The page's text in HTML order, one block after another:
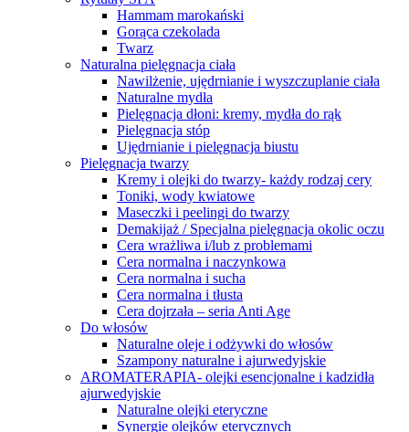
Hammam marokański
Gorąca czekolada
Twarz
Naturalna pielęgnacja ciała
Nawilżenie, ujędrnianie i wyszczuplanie ciała
Naturalne mydła
Pielęgnacja dłoni: kremy, mydła do rąk
Pielęgnacja stóp
Ujędrnianie i pielęgnacja biustu
Pielęgnacja twarzy
Kremy i olejki do twarzy- każdy rodzaj cery
Toniki, wody kwiatowe
Maseczki i peelingi do twarzy
Demakijaż / Specjalna pielęgnacja okolic oczu
Cera wrażliwa i/lub z problemami
Cera normalna i naczynkowa
Cera normalna i sucha
Cera normalna i tłusta
Cera dojrzała – seria Anti Age
Do włosów
Naturalne oleje i odżywki do włosów
Szampony naturalne i ajurwedyjskie
AROMATERAPIA- olejki esencjonalne i kadzidła
ajurwedyjskie
Naturalne olejki eteryczne
Synergie olejków eterycznych